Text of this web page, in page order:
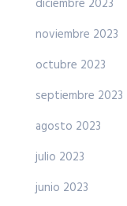
diciembre 2023
noviembre 2023
octubre 2023
septiembre 2023
agosto 2023
julio 2023
junio 2023